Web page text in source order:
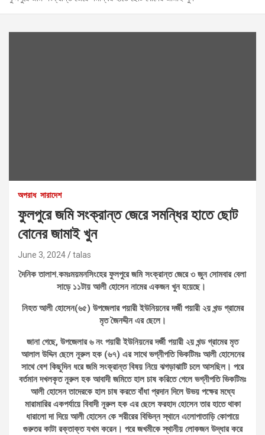
অপরাধ সারাদেশ
ফুলপুরে জমি সংক্রান্ত জেরে সমন্ধির হাতে ছোট
বোনের জামাই খুন
June 3, 2024 talas
দৈনিক তালাশ.কমঃময়মনসিংহের ফুলপুরে জমি সংক্রান্ত জেরে ৩ জুন সোমবার বেলা
সাড়ে ১১টায় আলী হোসেন নামের একজন খুন হয়েছে।
নিহত আলী হোসেন(৬৫) উপজেলার পয়ারী ইউনিয়নের দর্জী পয়ারী ২য় খন্ড গ্রামের
মৃত জৈনদ্দীন এর ছেলে।
জানা গেছে, উপজেলার ৬ নং পয়ারী ইউনিয়নের দর্জী পয়ারী ২য় খন্ড গ্রামের মৃত
আলাল উদ্দিন ছেলে নূরুল হক (৬৭) এর সাথে ভগ্নীপতি ভিকটিমঃ আলী হোসেনের
সাথে বেশ কিছুদিন ধরে জমি সংক্রান্ত বিষয় নিয়ে ঝগড়াঝাটি চলে আসছিল। পরে
বর্তমান দখলকৃত নূরুল হক আবাদী জমিতে হাল চাষ করিতে গেলে ভগ্নীপতি ভিকটিমঃ
আলী হোসেন তাদেরকে হাল চাষ করতে বাঁধা প্রদান দিলে উভয় পক্ষের মধ্যে
মারামারির একপর্যায়ে বিবাদী নূরুল হক এর ছেলে ফরহাদ হোসেন তার হাতে থাকা
ধারালো দা দিয়ে আলী হোসেন কে শরীরের বিভিন্ন স্থানে এলোপাতাড়ি কোপায়ে
গুরুতর কাটা রক্তাক্ত যখম করেন। পরে জখমীকে স্থানীয় লোকজন উদ্ধার করে